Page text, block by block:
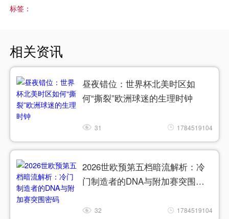
标签：
相关资讯
昼夜错位：世界杯北美时区如
何“撕裂”欧洲球迷的生理时钟
31 1784519104
2026世欧预第五档暗流解析：冷
门制造者的DNA与附加赛突围密
32 1784519104